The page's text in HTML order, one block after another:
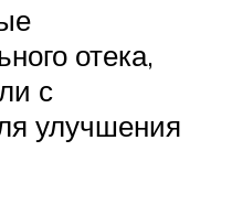
отека,
с
улучшения